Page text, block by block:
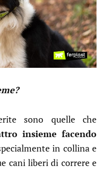
sono quelle che
insieme facendo
in collina e
cani liberi di correre e